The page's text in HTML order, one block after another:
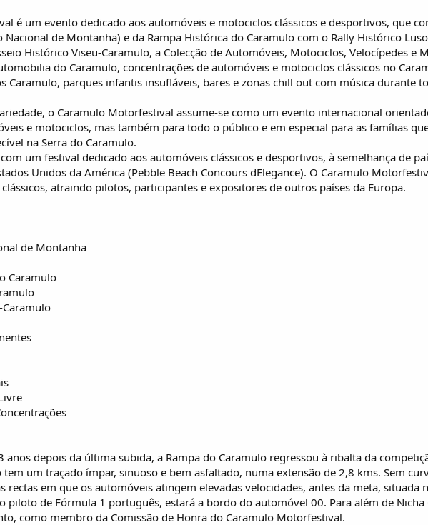
é um evento dedicado aos automóveis e motociclos clássicos e desportivos, que
Nacional de Montanha) e da Rampa Histórica do Caramulo com o Rally Histórico
Histórico Viseu-Caramulo, a Colecção de Automóveis, Motociclos, Velocípedes e
do Caramulo, concentrações de automóveis e motociclos clássicos no
Caramulo, parques infantis insufláveis, bares e zonas chill out com música durante
o Caramulo Motorfestival assume-se como um evento internacional
e motociclos, mas também para todo o público e em especial para as famílias
na Serra do Caramulo.
um festival dedicado aos automóveis clássicos e desportivos, à semelhança de
Unidos da América (Pebble Beach Concours dElegance). O Caramulo
atraindo pilotos, participantes e expositores de outros países da Europa.
de Montanha
Caramulo
Caramulo
anos depois da última subida, a Rampa do Caramulo regressou à ribalta da
tem um traçado ímpar, sinuoso e bem asfaltado, numa extensão de 2,8 kms. Sem
rectas em que os automóveis atingem elevadas velocidades, antes da meta, situada
piloto de Fórmula 1 português, estará a bordo do automóvel 00. Para além de
como membro da Comissão de Honra do Caramulo Motorfestival.